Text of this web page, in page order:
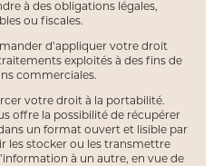
à des obligations légales,
ou fiscales.
d’appliquer votre droit
exploités à des fins de
commerciales.
votre droit à la portabilité.
offre la possibilité de récupérer
un format ouvert et lisible par
les stocker ou les transmettre
à un autre, en vue de